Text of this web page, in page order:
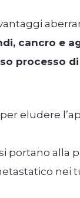
cancro e
processo di
eludere
portano alla
nei